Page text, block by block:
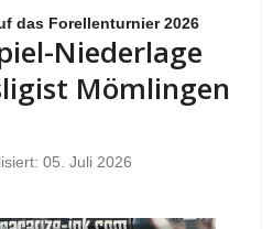
das Forellenturnier 2026
Niederlage
Mömlingen
05. Juli 2026